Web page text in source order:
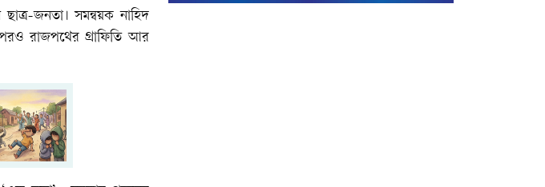
ছাত্র-জনতা। সমন্বয়ক নাহিদ
রাজপথের গ্রাফিতি আর